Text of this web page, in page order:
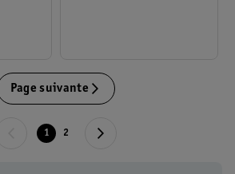
Page suivante
1 2